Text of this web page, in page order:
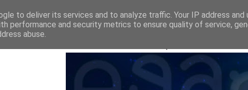
to deliver its services and to analyze traffic. Your IP address and
performance and security metrics to ensure quality of service,
abuse.